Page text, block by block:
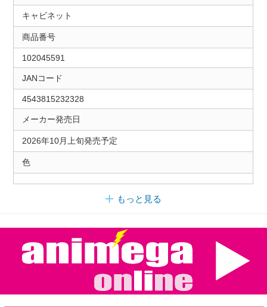
キャビネット
商品番号
102045591
JANコード
4543815232328
メーカー発売日
2026年10月上旬発売予定
色
もっと見る